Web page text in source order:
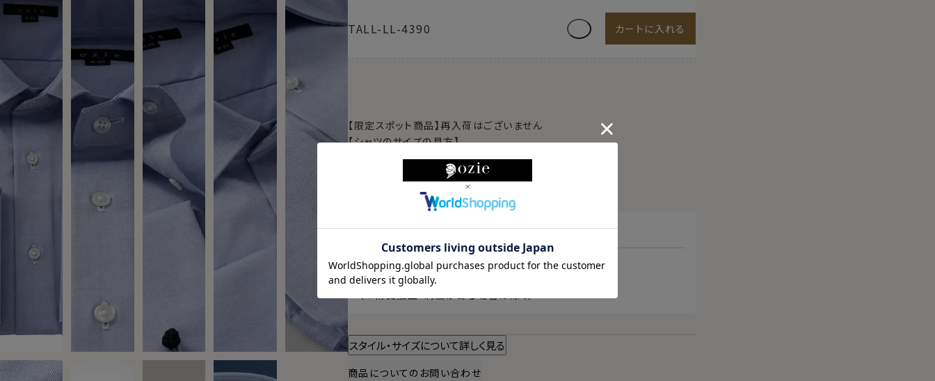
TALL-LL-4390 カートに入れる
【限定スポット商品】再入荷はございません
【シャツのサイズの見方】
例）M-3982→首回り39cm・裄丈82cm
例）L-4184→首回り41cm・裄丈84cm
例）TALL-L-4190→首回り41cm・裄丈90cm
本日13時00分までのご注文で
2026/08/08（土）
（※裄丈加工・刺繍がある場合は除く）
東京都変更
スタイル・サイズについて詳しく見る
商品についてのお問い合わせ